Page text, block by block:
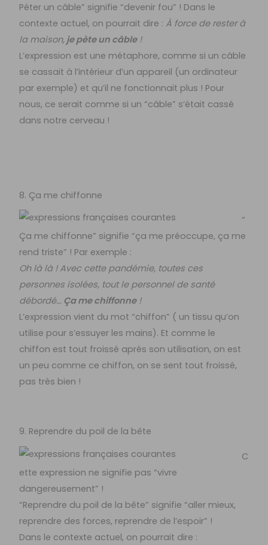
Péter un câble” signifie “devenir fou” ! Dans le
contexte actuel, on pourrait dire : À force de rester à
la maison, je pète un câble!
L’expression est une métaphore, comme si un câble
se cassait à l’intérieur d’un appareil (un ordinateur
par exemple) et qu’il ne fonctionnait plus ! Pour
nous, ce serait comme si un “câble” s’était cassé
dans notre cerveau !
8. Ça me chiffonne
“
Ça me chiffonne” signifie “ça me préoccupe, ça me
rend triste” ! Par exemple :
Oh là là ! Avec cette pandémie, toutes ces
personnes isolées, tout le personnel de santé
débordé… Ça me chiffonne!
L’expression vient du mot “chiffon” ( un tissu qu’on
utilise pour s’essuyer les mains). Et comme le
chiffon est tout froissé après son utilisation, on est
un peu comme ce chiffon, on se sent tout froissé,
pas très bien !
9. Reprendre du poil de la bête
C
ette expression ne signifie pas “vivre
dangereusement” !
“Reprendre du poil de la bête” signifie “aller mieux,
reprendre des forces, reprendre de l’espoir” !
Dans le contexte actuel, on pourrait dire :